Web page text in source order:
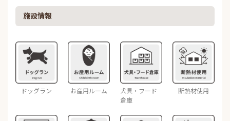
施設情報
ドッグラン お産用ルーム
犬具・フード
倉庫
断熱材使用